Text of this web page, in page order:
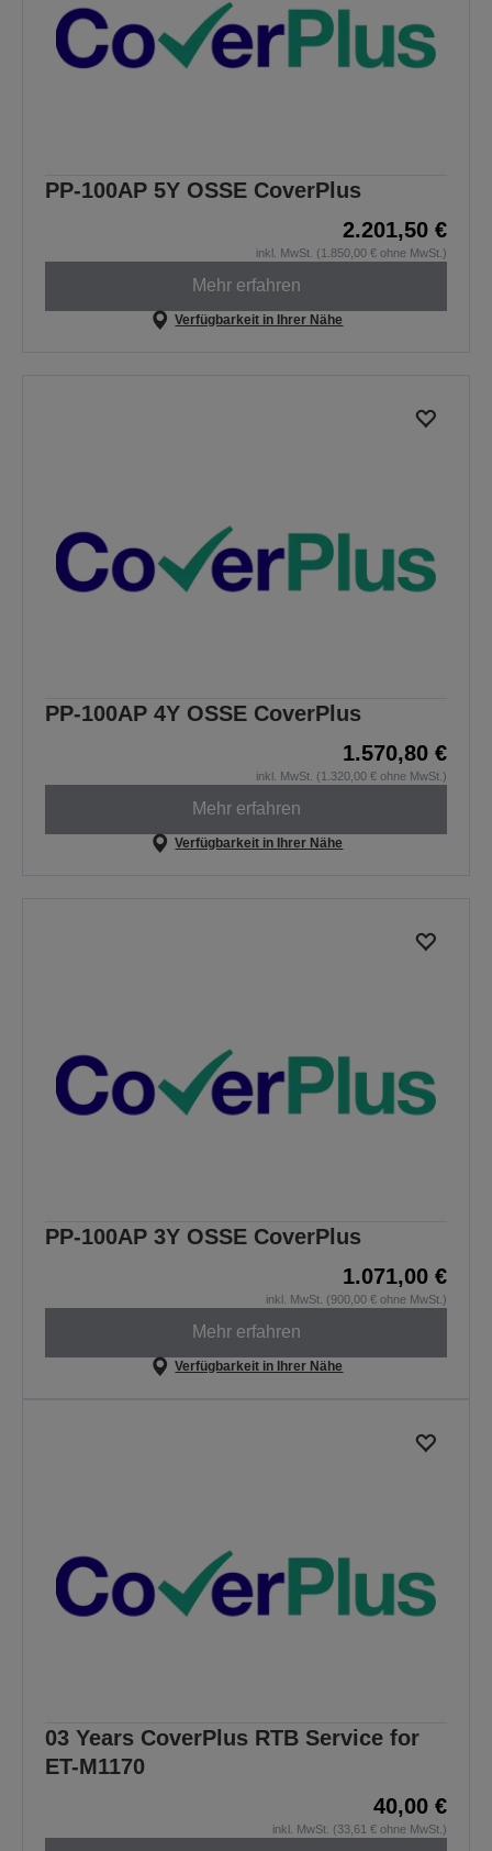
PP-100AP 5Y OSSE CoverPlus
2.201,50 €
inkl. MwSt. (1.850,00 € ohne MwSt.)
Mehr erfahren
Verfügbarkeit in Ihrer Nähe
PP-100AP 4Y OSSE CoverPlus
1.570,80 €
inkl. MwSt. (1.320,00 € ohne MwSt.)
Mehr erfahren
Verfügbarkeit in Ihrer Nähe
PP-100AP 3Y OSSE CoverPlus
1.071,00 €
inkl. MwSt. (900,00 € ohne MwSt.)
Mehr erfahren
Verfügbarkeit in Ihrer Nähe
03 Years CoverPlus RTB Service for
ET-M1170
40,00 €
inkl. MwSt. (33,61 € ohne MwSt.)